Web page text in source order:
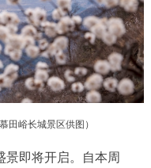
田峪长城景区供图）
即将开启。自本周